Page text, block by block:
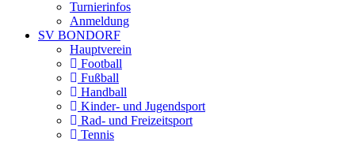
Turnierinfos
Anmeldung
SV BONDORF
Hauptverein
Football
Fußball
Handball
Kinder- und Jugendsport
Rad- und Freizeitsport
Tennis